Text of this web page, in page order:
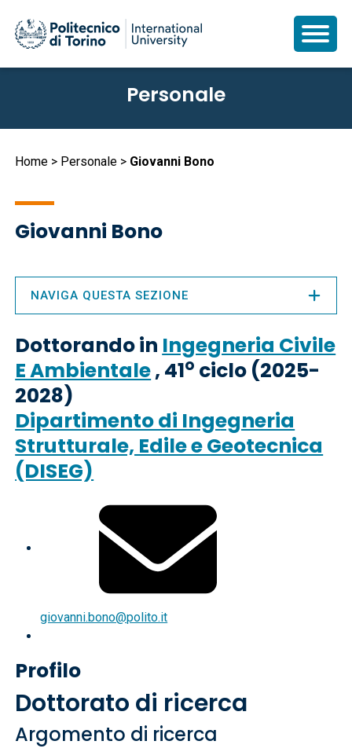
principale
Personale
Briciole
pane
Home Personale Giovanni Bono
Giovanni Bono
Dottorando in Ingegneria Civile
E Ambientale, 41o ciclo (2025-
2028)
Dipartimento di Ingegneria
Strutturale, Edile e Geotecnica
(DISEG)
giovanni.bono@polito.it
Profilo
Dottorato di ricerca
Argomento di ricerca
NAVIGA QUESTA SEZIONE